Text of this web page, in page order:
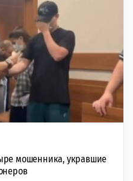
мошенника, укравшие